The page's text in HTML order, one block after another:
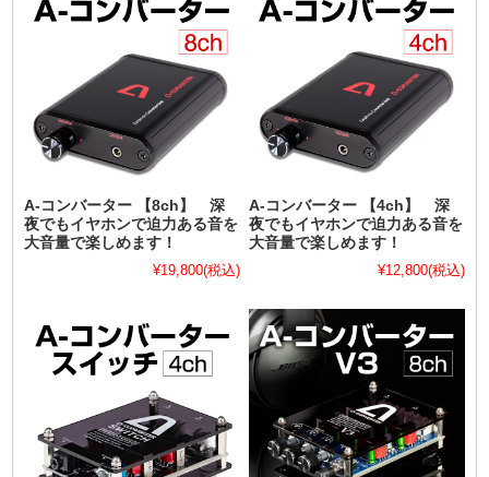
A-コンバーター 【8ch】 深
夜でもイヤホンで迫力ある音を
大音量で楽しめます！
¥19,800(税込)
A-コンバーター 【4ch】 深
夜でもイヤホンで迫力ある音を
大音量で楽しめます！
¥12,800(税込)